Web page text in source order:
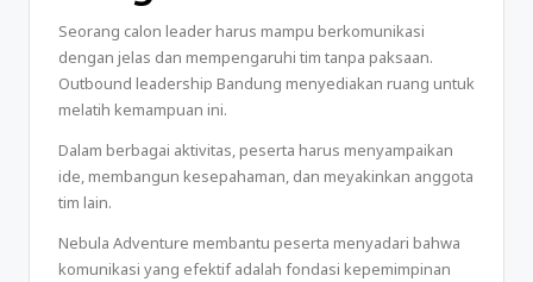
Seorang calon leader harus mampu berkomunikasi
dengan jelas dan mempengaruhi tim tanpa paksaan.
Outbound leadership Bandung menyediakan ruang untuk
melatih kemampuan ini.
Dalam berbagai aktivitas, peserta harus menyampaikan
ide, membangun kesepahaman, dan meyakinkan anggota
tim lain.
Nebula Adventure membantu peserta menyadari bahwa
komunikasi yang efektif adalah fondasi kepemimpinan